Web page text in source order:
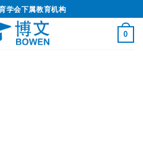
学会下属教育机构
0